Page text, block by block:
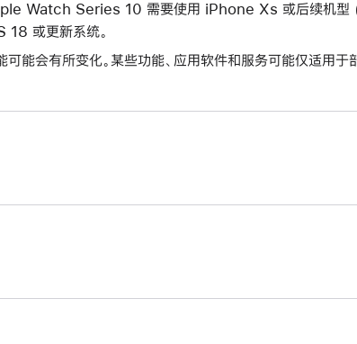
Watch Series 10 需要使用 iPhone Xs 或后续机型 (
18 或更新系统。
可能会有所变化。某些功能、应用软件和服务可能仅适用于